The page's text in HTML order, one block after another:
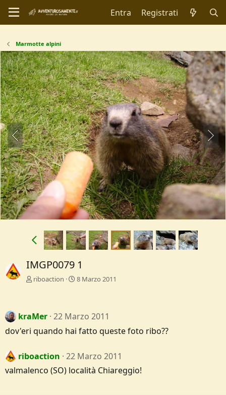
Entra Registrati
Marmotte alpini
IMGP0079 1
riboaction 8 Marzo 2011
kraMer 22 Marzo 2011
dov'eri quando hai fatto queste foto ribo??
riboaction
22 Marzo 2011
valmalenco (SO) località Chiareggio!